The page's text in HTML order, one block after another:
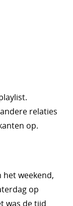
relaties
op.
het weekend,
op
was de tijd